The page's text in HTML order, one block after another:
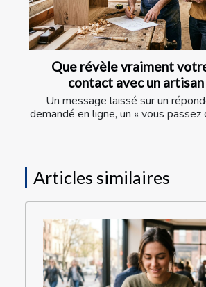
Que révèle vraiment
contact avec un artisan
Un message laissé sur un
demandé en ligne, un « vous passez
Articles similaires